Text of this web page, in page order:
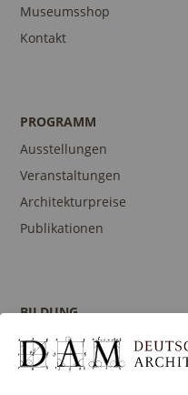
Museumsshop
Kontakt
PROGRAMM
Ausstellungen
Veranstaltungen
Architekturpreise
Publikationen
BILDUNG
Programm
Führungen und Touren